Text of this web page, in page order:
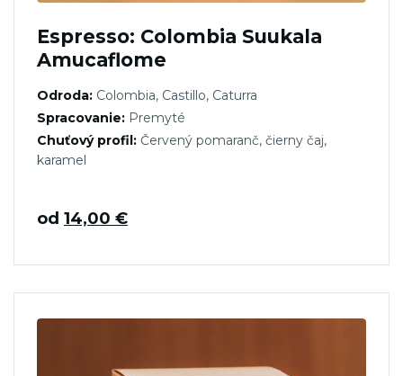
Espresso: Colombia Suukala
Amucaflome
Odroda: Colombia, Castillo, Caturra
Spracovanie: Premyté
Chuťový profil: Červený pomaranč, čierny čaj,
karamel
od 14,00 €